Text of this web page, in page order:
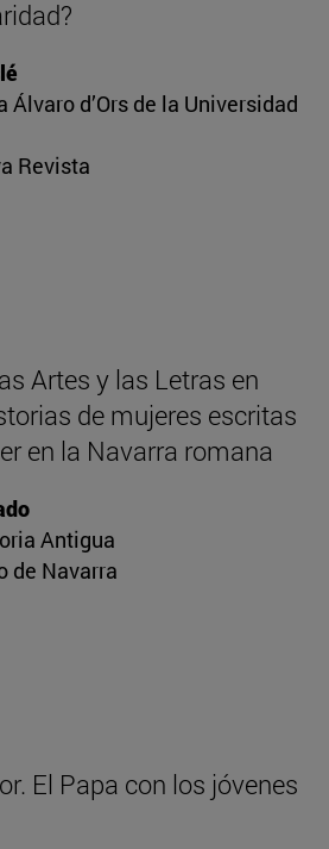
d’Ors de la Universidad
Revista
Artes y las Letras en
de mujeres escritas
en la Navarra romana
Antigua
de Navarra
El Papa con los jóvenes